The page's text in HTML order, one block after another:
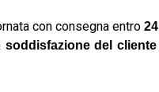
con consegna entro
soddisfazione del cliente